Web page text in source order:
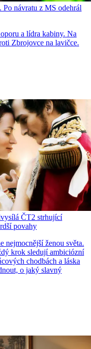
návratu z MS odehrál
a lídra kabiny. Na
Zbrojovce na lavičce.
ČT2 strhující
povahy
nejmocnější ženou světa.
krok sledují ambiciózní
chodbách a láska
o jaký slavný